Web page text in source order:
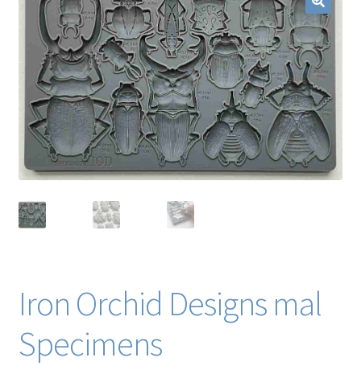
Shop
Blog / DIY / Tutorials
Over mij
Contact
Iron Orchid Designs mal
Specimens